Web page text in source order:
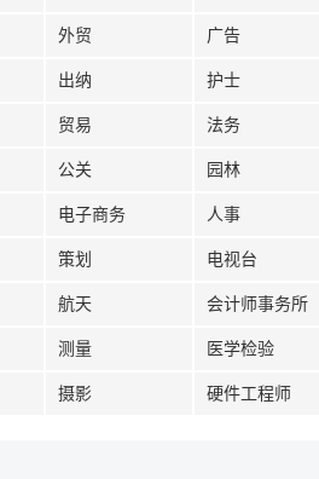
外贸 广告
出纳 护士
贸易 法务
公关 园林
电子商务 人事
策划 电视台
航天 会计师事务所
测量 医学检验
摄影 硬件工程师